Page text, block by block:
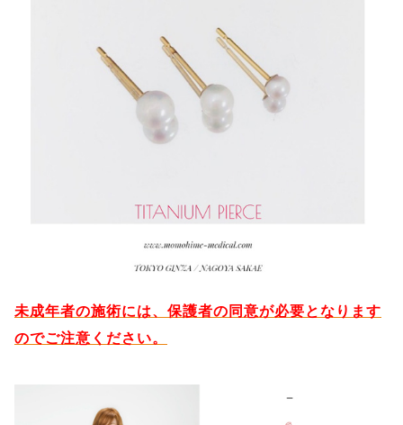
未成年者の施術には、保護者の同意が必要となります
のでご注意ください。